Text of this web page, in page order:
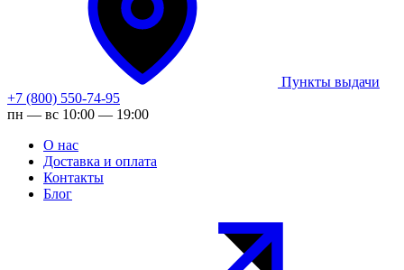
Пункты выдачи
+7 (800) 550-74-95
пн — вс 10:00 — 19:00
О нас
Доставка и оплата
Контакты
Блог